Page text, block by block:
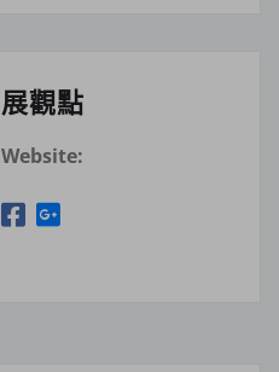
展觀點
Website: